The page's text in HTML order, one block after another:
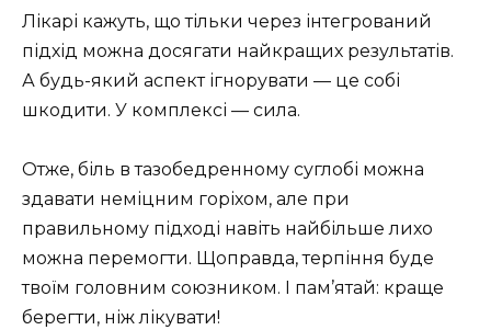
Лікарі кажуть, що тільки через інтегрований
підхід можна досягати найкращих результатів.
А будь-який аспект ігнорувати — це собі
шкодити. У комплексі — сила.
Отже, біль в тазобедренному суглобі можна
здавати неміцним горіхом, але при
правильному підході навіть найбільше лихо
можна перемогти. Щоправда, терпіння буде
твоїм головним союзником. І пам’ятай: краще
берегти, ніж лікувати!